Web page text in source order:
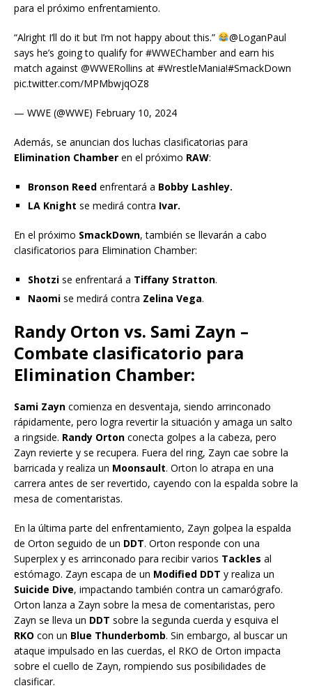
para el próximo enfrentamiento.
“Alright I’ll do it but I’m not happy about this.”
@LoganPaul
says he’s going to qualify for #WWEChamber and earn his
match against @WWERollins at #WrestleMania!#SmackDown
pic.twitter.com/MPMbwjqOZ8
— WWE (@WWE) February 10, 2024
Además, se anuncian dos luchas clasificatorias para
Elimination Chamber en el próximo RAW:
Bronson Reed enfrentará a Bobby Lashley.
LA Knight se medirá contra Ivar.
En el próximo SmackDown, también se llevarán a cabo
clasificatorios para Elimination Chamber:
Shotzi se enfrentará a Tiffany Stratton.
Naomi se medirá contra Zelina Vega.
Randy Orton vs. Sami Zayn –
Combate clasificatorio para
Elimination Chamber:
Sami Zayn comienza en desventaja, siendo arrinconado
rápidamente, pero logra revertir la situación y amaga un salto
a ringside. Randy Orton conecta golpes a la cabeza, pero
Zayn revierte y se recupera. Fuera del ring, Zayn cae sobre la
barricada y realiza un Moonsault. Orton lo atrapa en una
carrera antes de ser revertido, cayendo con la espalda sobre la
mesa de comentaristas.
En la última parte del enfrentamiento, Zayn golpea la espalda
de Orton seguido de un DDT. Orton responde con una
Superplex y es arrinconado para recibir varios Tackles al
estómago. Zayn escapa de un Modified DDT y realiza un
Suicide Dive, impactando también contra un camarógrafo.
Orton lanza a Zayn sobre la mesa de comentaristas, pero
Zayn se lleva un DDT sobre la segunda cuerda y esquiva el
RKO con un Blue Thunderbomb. Sin embargo, al buscar un
ataque impulsado en las cuerdas, el RKO de Orton impacta
sobre el cuello de Zayn, rompiendo sus posibilidades de
clasificar.